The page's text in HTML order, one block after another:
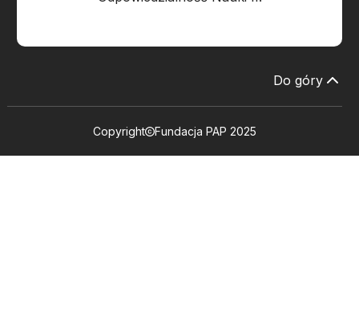
Do góry
Copyright Fundacja PAP 2025